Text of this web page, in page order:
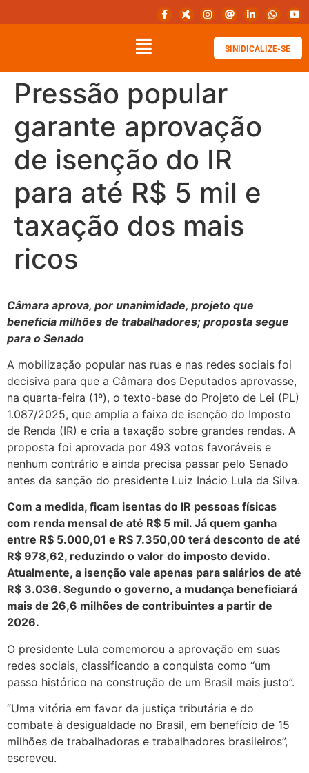
SINIDICALIZE-SE
Pressão popular
garante aprovação
de isenção do IR
para até R$ 5 mil e
taxação dos mais
ricos
Câmara aprova, por unanimidade, projeto que
beneficia milhões de trabalhadores; proposta segue
para o Senado
A mobilização popular nas ruas e nas redes sociais foi
decisiva para que a Câmara dos Deputados aprovasse,
na quarta-feira (1º), o texto-base do Projeto de Lei (PL)
1.087/2025, que amplia a faixa de isenção do Imposto
de Renda (IR) e cria a taxação sobre grandes rendas. A
proposta foi aprovada por 493 votos favoráveis e
nenhum contrário e ainda precisa passar pelo Senado
antes da sanção do presidente Luiz Inácio Lula da Silva.
Com a medida, ficam isentas do IR pessoas físicas
com renda mensal de até R$ 5 mil. Já quem ganha
entre R$ 5.000,01 e R$ 7.350,00 terá desconto de até
R$ 978,62, reduzindo o valor do imposto devido.
Atualmente, a isenção vale apenas para salários de até
R$ 3.036. Segundo o governo, a mudança beneficiará
mais de 26,6 milhões de contribuintes a partir de
2026.
O presidente Lula comemorou a aprovação em suas
redes sociais, classificando a conquista como “um
passo histórico na construção de um Brasil mais justo”.
“Uma vitória em favor da justiça tributária e do
combate à desigualdade no Brasil, em benefício de 15
milhões de trabalhadoras e trabalhadores brasileiros”,
escreveu.